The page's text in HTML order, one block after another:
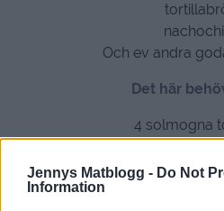
Jennys Matblogg - Do Not
Information
Och ev andra
Det här
4 solmogna
2 msk